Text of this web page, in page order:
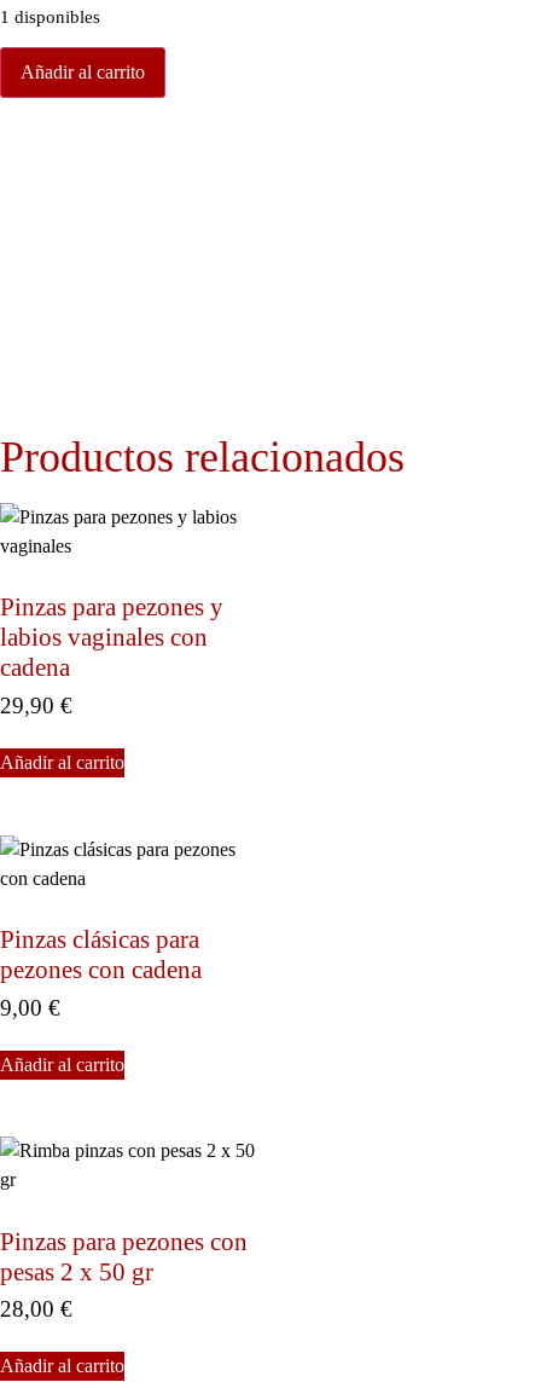
1 disponibles
Añadir al carrito
Productos relacionados
Pinzas para pezones y
labios vaginales con
cadena
29,90 €
Añadir al carrito
Pinzas clásicas para
pezones con cadena
9,00 €
Añadir al carrito
Pinzas para pezones con
pesas 2 x 50 gr
28,00 €
Añadir al carrito